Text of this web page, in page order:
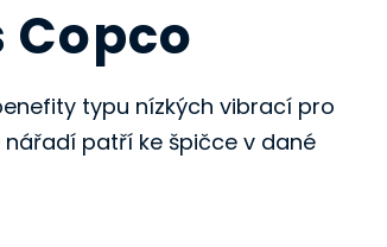
typu nízkých vibrací pro
patří ke špičce v dané